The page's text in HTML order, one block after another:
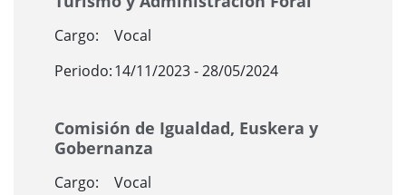
Cargo:
Vocal
Periodo:14/11/2023 - 28/05/2024
Comisión de Igualdad, Euskera y
Gobernanza
Cargo:
Vocal